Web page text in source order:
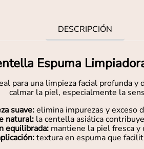
DESCRIPCIÓN
Espuma
para una limpieza facial profunda
calmar la piel, especialmente la
suave:elimina impurezas y exceso
natural:la centella asiática
equilibrada: mantiene la piel fresca
textura en espuma que